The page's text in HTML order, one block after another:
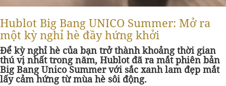
Hublot Big Bang UNICO Summer: Mở ra
một kỳ nghỉ hè đầy hứng khởi
Để kỳ nghỉ hè của bạn trở thành khoảng thời gian
thú vị nhất trong năm, Hublot đã ra mắt phiên bản
Big Bang Unico Summer với sắc xanh lam đẹp mắt
lấy cảm hứng từ mùa hè sôi động.